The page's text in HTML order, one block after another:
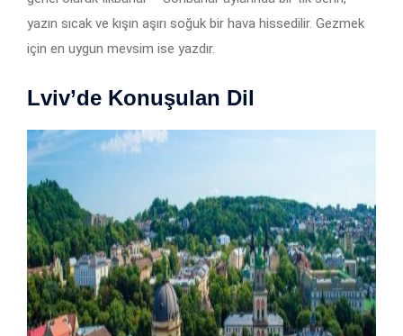
yazın sıcak ve kışın aşırı soğuk bir hava hissedilir. Gezmek
için en uygun mevsim ise yazdır.
Lviv’de Konuşulan Dil